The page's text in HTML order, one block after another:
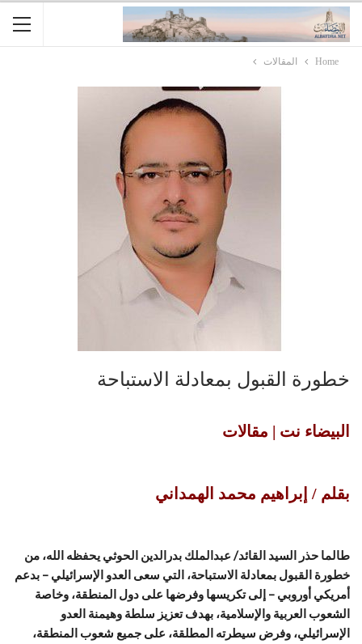
Home المقالات
خطورة القبول بمعادلة الاستباحة
البيضاء نت | مقالات
بقلم / إبراهيم محمد الهمداني
طالما حذر السيد القائد/ عبدالملك بدرالدين الحوثي يحفظه الله، من
خطورة القبول بمعادلة الاستباحة، التي سعى العدو الإسرائيلي – بدعم
أمريكي أوروبي – إلى تكريسها وفرضها على دول المنطقة، وخاصة
الشعوب العربية والإسلامية، بهدف تعزيز سلطة وهيمنة العدو
الإسرائيلي، وفرض سيطرته المطلقة، على جميع شعوب المنطقة،